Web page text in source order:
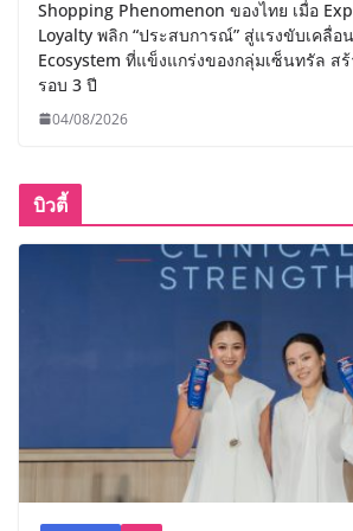
Shopping Phenomenon ของไทย เมื่อ
Loyalty พลิก “ประสบการณ์” สู่แรงขับเคลื่อ
Ecosystem ที่แข็งแกร่งของกลุ่มเซ็นทรัล ส
รอบ 3 ปี
04/08/2026
บิวตี้